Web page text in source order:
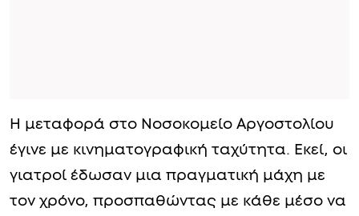
Η μεταφορά στο Νοσοκομείο Αργοστολίου
έγινε με κινηματογραφική ταχύτητα. Εκεί, οι
γιατροί έδωσαν μια πραγματική μάχη με
τον χρόνο, προσπαθώντας με κάθε μέσο να